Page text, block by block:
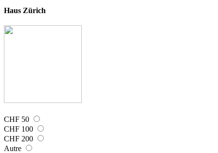
Haus Zürich
CHF 50
CHF 100
CHF 200
Autre